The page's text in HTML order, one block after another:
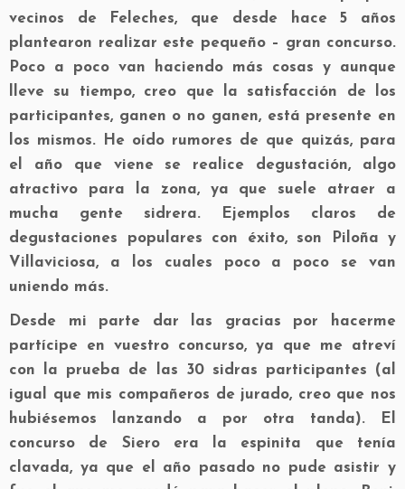
vecinos de Feleches, que desde hace 5 años
plantearon realizar este pequeño – gran concurso.
Poco a poco van haciendo más cosas y aunque
lleve su tiempo, creo que la satisfacción de los
participantes, ganen o no ganen, está presente en
los mismos. He oído rumores de que quizás, para
el año que viene se realice degustación, algo
atractivo para la zona, ya que suele atraer a
mucha gente sidrera. Ejemplos claros de
degustaciones populares con éxito, son Piloña y
Villaviciosa, a los cuales poco a poco se van
uniendo más.
Desde mi parte dar las gracias por hacerme
partícipe en vuestro concurso, ya que me atreví
con la prueba de las 30 sidras participantes (al
igual que mis compañeros de jurado, creo que nos
hubiésemos lanzando a por otra tanda). El
concurso de Siero era la espinita que tenía
clavada, ya que el año pasado no pude asistir y